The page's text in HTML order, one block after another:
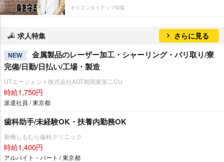
オリコンタイアップ特集
求人特集 さらに見る
NEW
金属製品のレーザー加工・シャーリング・バリ取り/寮
完備/日勤/日払い/工場・製造
UTエージェント株式会社AGT南関東第二CU
時給1,750円
派遣社員 / 東京都
歯科助手/未経験OK・扶養内勤務OK
新橋しもむら歯科クリニック
時給1,400円
アルバイト・パート / 東京都